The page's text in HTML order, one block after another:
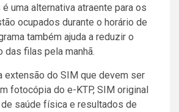
uma alternativa atraente para os
ocupados durante o horário de
também ajuda a reduzir o
das filas pela manhã.
extensão do SIM que devem ser
fotocópia do e-KTP, SIM original
saúde física e resultados de